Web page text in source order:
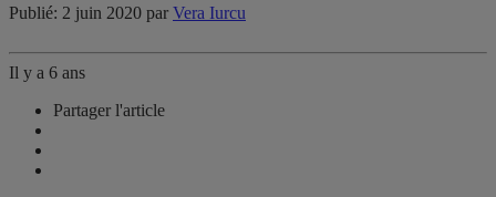
Publié: 2 juin 2020 par Vera Iurcu
Il y a 6 ans
Partager l'article